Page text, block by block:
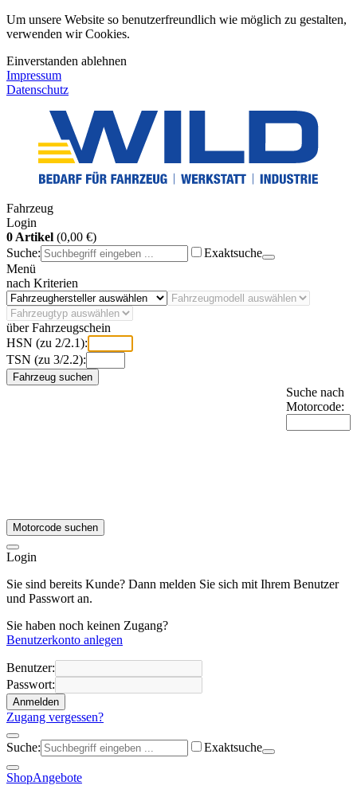
Um unsere Website so benutzerfreundlich wie möglich zu gestalten,
verwenden wir Cookies.
Einverstanden ablehnen
Impressum
Datenschutz
Fahrzeug
Login
0 Artikel (0,00 €)
Suche:
Exaktsuche
Menü
nach Kriterien
über Fahrzeugschein
HSN (zu 2/2.1):
TSN (zu 3/2.2):
Fahrzeug suchen
Suche nach
Motorcode:
Motorcode suchen
Login
Sie sind bereits Kunde? Dann melden Sie sich mit Ihrem Benutzer
und Passwort an.
Sie haben noch keinen Zugang?
Benutzerkonto anlegen
Benutzer:
Passwort:
Anmelden
Zugang vergessen?
Suche: Exaktsuche
ShopAngebote